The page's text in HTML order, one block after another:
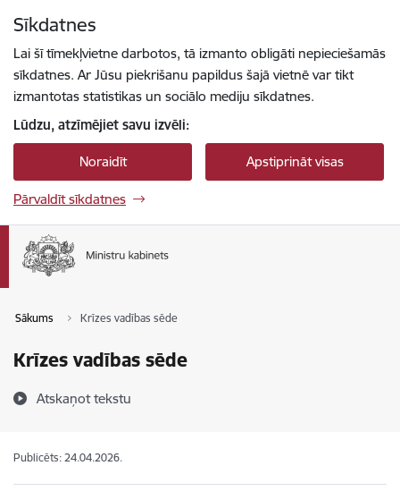
Sīkdatnes
Lai šī tīmekļvietne darbotos, tā izmanto obligāti nepieciešamās
sīkdatnes. Ar Jūsu piekrišanu papildus šajā vietnē var tikt
izmantotas statistikas un sociālo mediju sīkdatnes.
Lūdzu, atzīmējiet savu izvēli:
Noraidīt Apstiprināt visas
Pārvaldīt sīkdatnes
Sākums Krīzes vadības sēde
Krīzes vadības sēde
Atskaņot tekstu
Publicēts: 24.04.2026.